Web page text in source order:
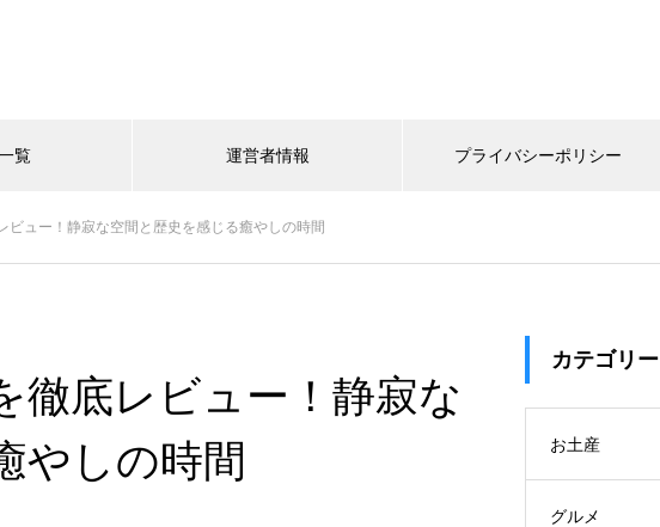
覧 運営者情報 プライバシーポリシー
ビュー！静寂な空間と歴史を感じる癒やしの時間
徹底レビュー！静寂な
やしの時間
カテゴリー
お土産
グルメ